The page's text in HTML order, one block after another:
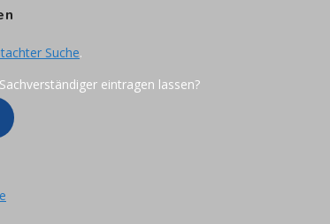
Suche.
eintragen lassen?